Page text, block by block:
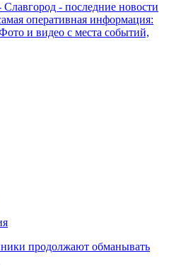
- последние новости
оперативная информация:
и видео с места событий,
продолжают обманывать